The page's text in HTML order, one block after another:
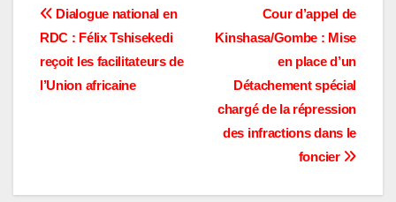
Navigation
de
l’article
Cour d’appel de
Kinshasa/Gombe : Mise
en place d’un
Détachement spécial
chargé de la répression
des infractions dans le
foncier
Dialogue national en
RDC : Félix Tshisekedi
reçoit les facilitateurs de
l’Union africaine